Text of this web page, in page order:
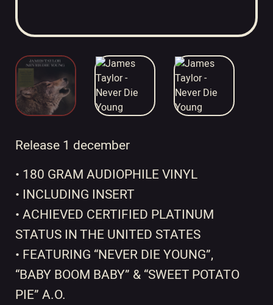
Release 1 december
• 180 GRAM AUDIOPHILE VINYL
• INCLUDING INSERT
• ACHIEVED CERTIFIED PLATINUM
STATUS IN THE UNITED STATES
• FEATURING “NEVER DIE YOUNG”,
“BABY BOOM BABY” & “SWEET POTATO
PIE” A.O.